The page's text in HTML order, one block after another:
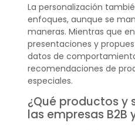
La personalización
enfoques, aunque se
maneras. Mientras que
presentaciones y
datos de
recomendaciones de
especiales.
¿Qué productos y
las empresas B2B